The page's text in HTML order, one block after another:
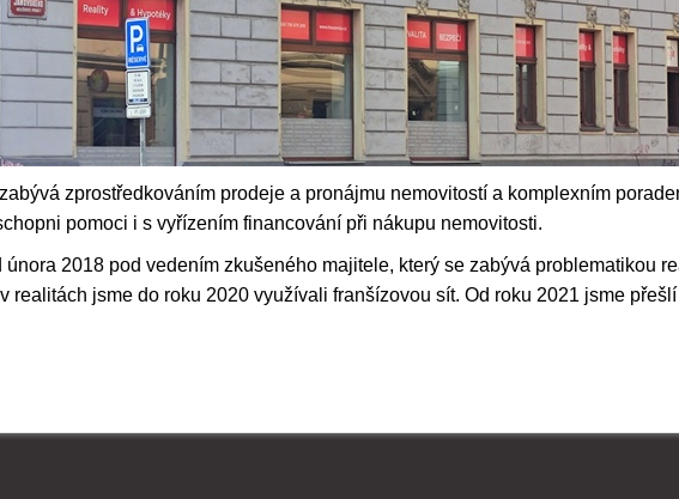
zprostředkováním prodeje a pronájmu nemovitostí a komplexním
pomoci i s vyřízením financování při nákupu nemovitosti.
února 2018 pod vedením zkušeného majitele, který se zabývá problematikou
realitách jsme do roku 2020 využívali franšízovou sít. Od roku 2021 jsme